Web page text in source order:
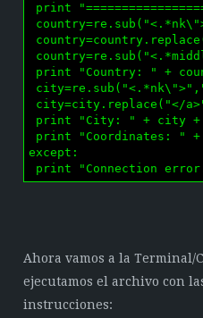
print
print "Country: " +
city=city.replace("</
print "City: " + city +
print "Coordinates: "
except:
print "Connection
Ahora vamos a la Terminal/
ejecutamos el archivo con
instrucciones: